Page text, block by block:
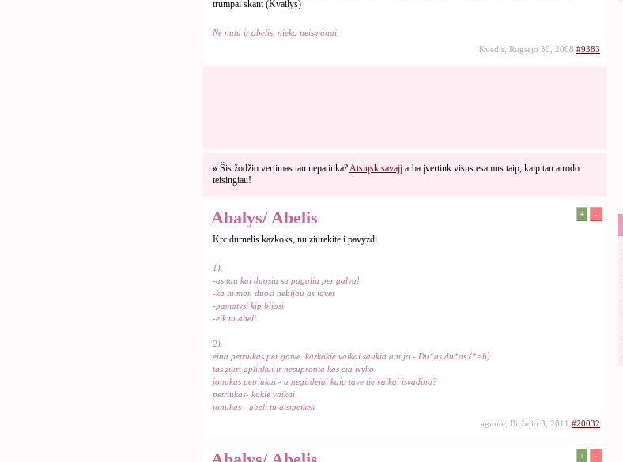
trumpai skant (Kvailys)
Ne nutu ir abelis, nieko neismanai.
Kvedis, Rugsėjo 30, 2008 #9383
» Šis žodžio vertimas tau nepatinka?Atsiųsk savajį arba įvertink visus esamus taip, kaip tau atrodo
teisingiau!
Abalys/ Abelis + -
Krc durnelis kazkoks, nu ziurekite i pavyzdi
1).
-as tau kai duosiu su pagaliu per galva!
-ka tu man duosi nebijau as taves
-pamatysi kjp bijosi
-eik tu abeli
2).
eina petriukas per gatve. kazkokie vaikai saukia ant jo - Du*as du*as (*=h)
tas ziuri aplinkui ir nesupranta kas cia ivyko
jonukas petriukui - a negirdejai kaip tave tie vaikai isvadina?
petriukas- kokie vaikai
jonukas - abeli tu atsipeikek
aguute, Birželio 3, 2011 #20032
+ -